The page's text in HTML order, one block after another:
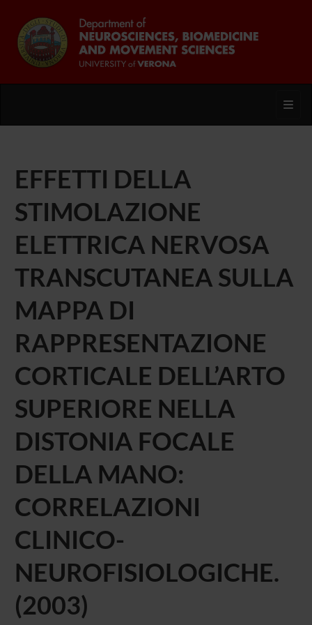
EFFETTI DELLA
STIMOLAZIONE
ELETTRICA NERVOSA
TRANSCUTANEA SULLA
MAPPA DI
RAPPRESENTAZIONE
CORTICALE DELL’ARTO
SUPERIORE NELLA
DISTONIA FOCALE
DELLA MANO:
CORRELAZIONI
CLINICO-
NEUROFISIOLOGICHE.
(2003)